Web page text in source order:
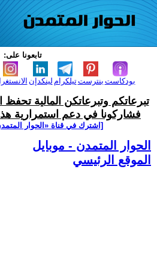
تابعونا على:
لينكدإن تيلكرامبنترست بودكاست
تبرعاتكم وتبرعاتكن المالية تحفظ
فشاركونا في دعم استمرارية
[اشترك في قناة ‫«الحوار
الحوار المتمدن - موبايل
الموقع الرئيسي